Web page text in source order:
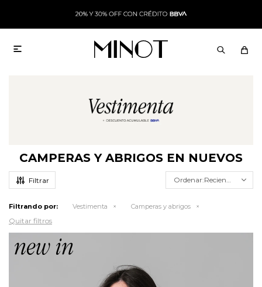

CAMPERAS Y ABRIGOS EN NUEVOS
Recientes
Filtrando por: Vestimenta Camperas y abrigos
Quitar filtros